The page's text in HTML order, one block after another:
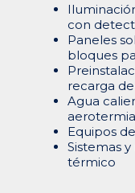
con
Paneles
bloques
recarga
Agua
Equipos
Sistemas
térmico